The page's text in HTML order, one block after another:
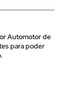
Automotor de
para poder